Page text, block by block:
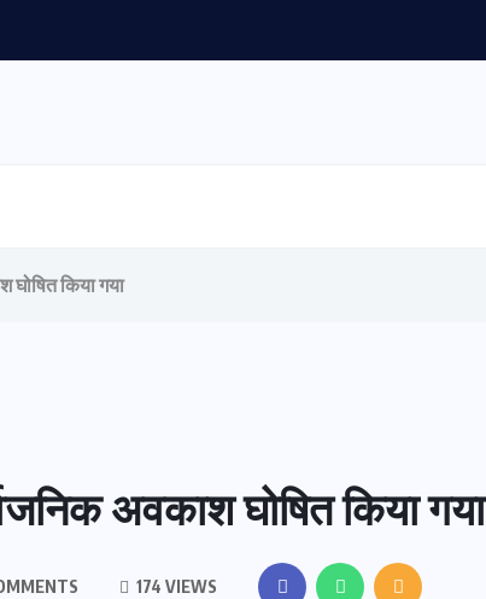
घोषित किया गया
अवकाश घोषित किया गया
174 VIEWS